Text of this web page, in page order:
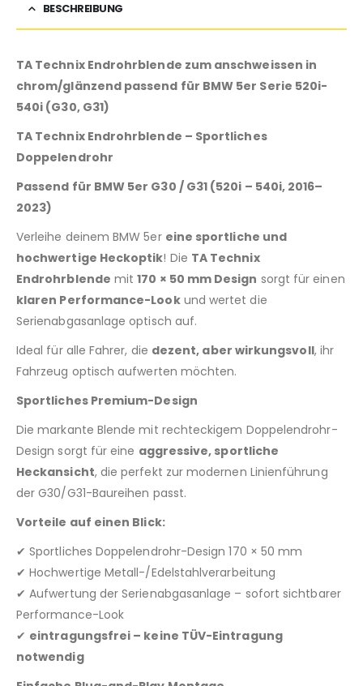
BESCHREIBUNG
TA Technix Endrohrblende zum anschweissen in
chrom/glänzend passend für BMW 5er Serie 520i-
540i (G30, G31)
TA Technix Endrohrblende – Sportliches
Doppelendrohr
Passend für BMW 5er G30 / G31 (520i – 540i, 2016–
2023)
Verleihe deinem BMW 5er eine sportliche und
hochwertige Heckoptik! Die TA Technix
Endrohrblende mit170 × 50 mm Design sorgt für einen
klaren Performance-Lookund wertet die
Serienabgasanlage optisch auf.
Ideal für alle Fahrer, die dezent, aber wirkungsvoll, ihr
Fahrzeug optisch aufwerten möchten.
Sportliches Premium-Design
Die markante Blende mit rechteckigem Doppelendrohr-
Design sorgt für eine aggressive, sportliche
Heckansicht, die perfekt zur modernen Linienführung
der G30/G31-Baureihen passt.
Vorteile auf einen Blick:
✔ Sportliches Doppelendrohr-Design 170 × 50 mm
✔ Hochwertige Metall-/Edelstahlverarbeitung
✔ Aufwertung der Serienabgasanlage – sofort sichtbarer
Performance-Look
✔ eintragungsfrei – keine TÜV-Eintragung
notwendig